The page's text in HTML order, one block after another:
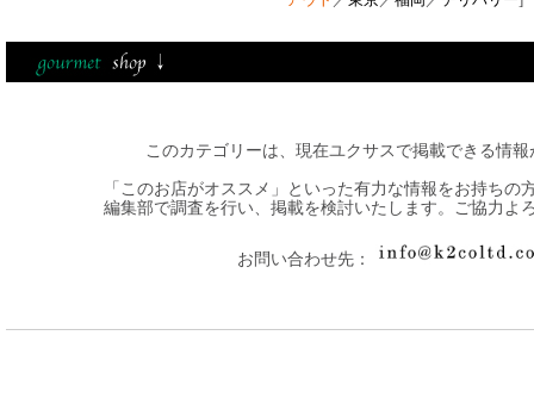
このカテゴリーは、現在ユクサスで掲載できる情
「このお店がオススメ」といった有力な情報をお持ちの
編集部で調査を行い、掲載を検討いたします。ご協力よ
お問い合わせ先：